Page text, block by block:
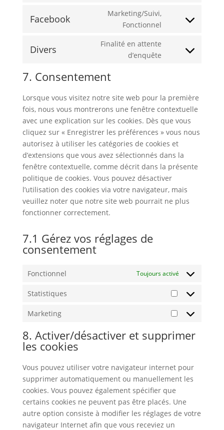
service
Facebook
Marketing/Suivi,
Fonctionnel
Consent
service
Divers
Finalité en attente
d’enquête
Consent
7. Consentement
Lorsque vous visitez notre site web pour la première
fois, nous vous montrerons une fenêtre contextuelle
avec une explication sur les cookies. Dès que vous
cliquez sur « Enregistrer les préférences » vous nous
autorisez à utiliser les catégories de cookies et
d’extensions que vous avez sélectionnés dans la
fenêtre contextuelle, comme décrit dans la présente
politique de cookies. Vous pouvez désactiver
l’utilisation des cookies via votre navigateur, mais
veuillez noter que notre site web pourrait ne plus
fonctionner correctement.
7.1 Gérez vos réglages de
consentement
Fonctionnel Toujours activé
Statistiques
Statistiques
Marketing
Marketing
8. Activer/désactiver et supprimer
les cookies
Vous pouvez utiliser votre navigateur internet pour
supprimer automatiquement ou manuellement les
cookies. Vous pouvez également spécifier que
certains cookies ne peuvent pas être placés. Une
autre option consiste à modifier les réglages de votre
navigateur Internet afin que vous receviez un